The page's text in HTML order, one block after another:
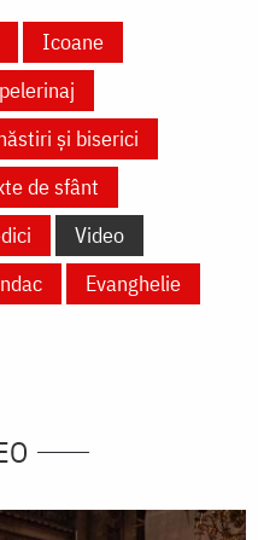
Icoane
și biserici
de sfânt
Video
Evanghelie